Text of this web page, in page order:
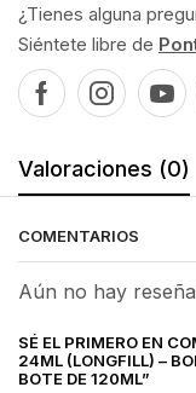
¿Tienes alguna
Siéntete libre de
Valoraciones (0)
COMENTARIOS
Aún no hay
SÉ EL PRIMERO EN
24ML (LONGFILL) –
BOTE DE 120ML”